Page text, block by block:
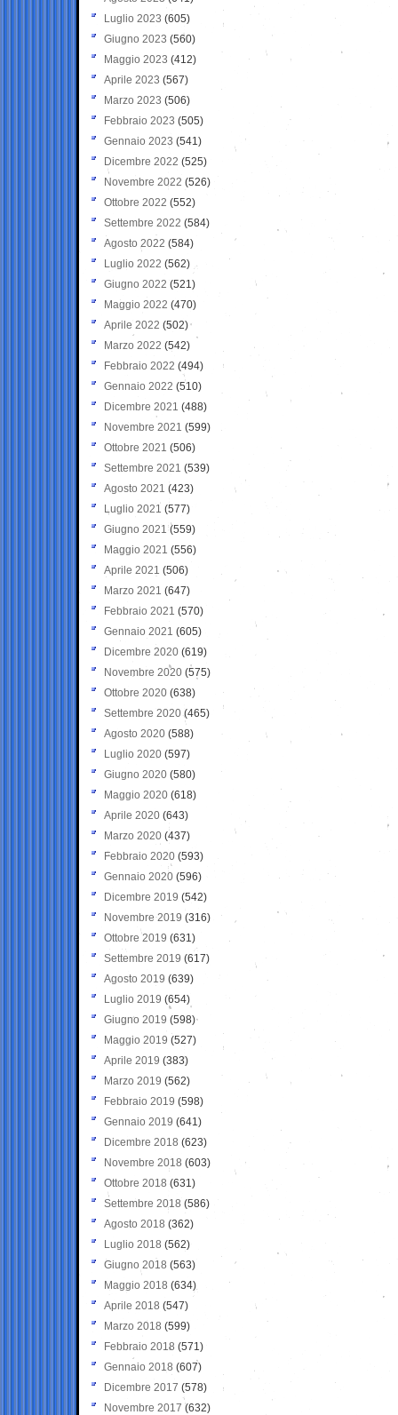
Luglio 2023 (605)
Giugno 2023 (560)
Maggio 2023 (412)
Aprile 2023 (567)
Marzo 2023 (506)
Febbraio 2023 (505)
Gennaio 2023 (541)
Dicembre 2022 (525)
Novembre 2022 (526)
Ottobre 2022 (552)
Settembre 2022 (584)
Agosto 2022 (584)
Luglio 2022 (562)
Giugno 2022 (521)
Maggio 2022 (470)
Aprile 2022 (502)
Marzo 2022 (542)
Febbraio 2022 (494)
Gennaio 2022 (510)
Dicembre 2021 (488)
Novembre 2021 (599)
Ottobre 2021 (506)
Settembre 2021 (539)
Agosto 2021 (423)
Luglio 2021 (577)
Giugno 2021(559)
Maggio 2021 (556)
Aprile 2021 (506)
Marzo 2021 (647)
Febbraio 2021 (570)
Gennaio 2021 (605)
Dicembre 2020 (619)
Novembre 2020 (575)
Ottobre 2020 (638)
Settembre 2020(465)
Agosto 2020 (588)
Luglio 2020 (597)
Giugno 2020 (580)
Maggio 2020 (618)
Aprile 2020 (643)
Marzo 2020 (437)
Febbraio 2020 (593)
Gennaio 2020 (596)
Dicembre 2019 (542)
Novembre 2019 (316)
Ottobre 2019 (631)
Settembre 2019 (617)
Agosto 2019 (639)
Luglio 2019 (654)
Giugno 2019 (598)
Maggio 2019 (527)
Aprile 2019 (383)
Marzo 2019 (562)
Febbraio 2019 (598)
Gennaio 2019 (641)
Dicembre 2018 (623)
Novembre 2018 (603)
Ottobre 2018 (631)
Settembre 2018 (586)
Agosto 2018 (362)
Luglio 2018 (562)
Giugno 2018 (563)
Maggio 2018 (634)
Aprile 2018 (547)
Marzo 2018 (599)
Febbraio 2018 (571)
Gennaio 2018 (607)
Dicembre 2017 (578)
Novembre 2017 (632)